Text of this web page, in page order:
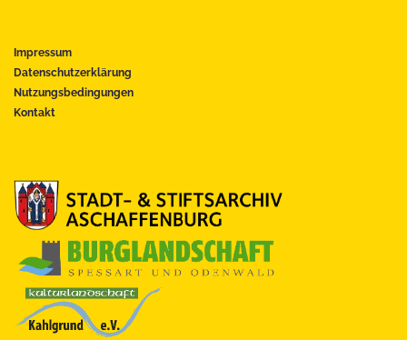
Impressum
Datenschutzerklärung
Nutzungsbedingungen
Kontakt